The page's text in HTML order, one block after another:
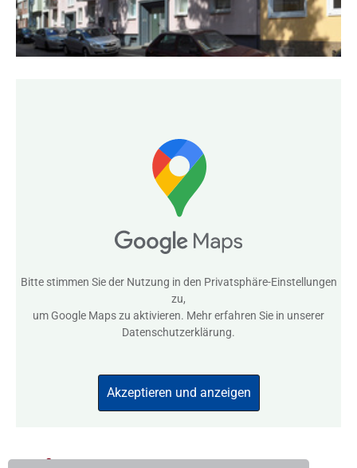
Bitte stimmen Sie der Nutzung in den Privatsphäre-Einstellungen
zu,
um Google Maps zu aktivieren. Mehr erfahren Sie in unserer
Datenschutzerklärung.
Akzeptieren und anzeigen